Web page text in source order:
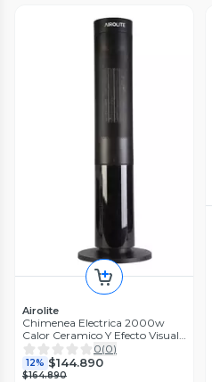
Airolite
Chimenea Electrica 2000w
Calor Ceramico Y Efecto Visual
Led
0(0)
12% $144.890
$164.890